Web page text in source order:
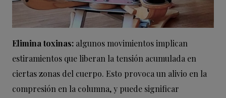
Elimina toxinas: algunos movimientos implican
estiramientos que liberan la tensión acumulada en
ciertas zonas del cuerpo. Esto provoca un alivio en la
compresión en la columna, y puede significar